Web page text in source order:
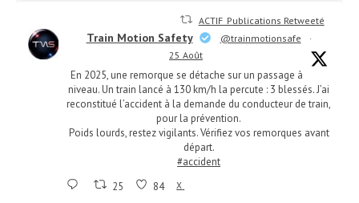
ACTIF_Publications Retweeté
Train Motion Safety @trainmotionsafe
·
25 Août
En 2025, une remorque se détache sur un passage à
niveau. Un train lancé à 130 km/h la percute : 3 blessés. J’ai
reconstitué l’accident à la demande du conducteur de train,
pour la prévention.
Poids lourds, restez vigilants. Vérifiez vos remorques avant
départ.
#accident
25 84 X